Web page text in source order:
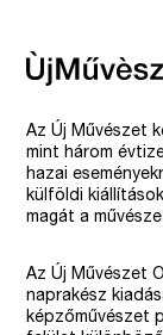
Az Új Művészet
mint három
hazai
külföldi
magát a
Az Új Művészet
naprakész
képzőművészet